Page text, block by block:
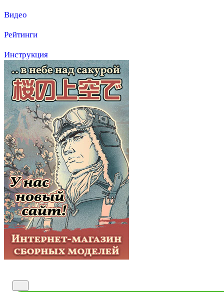
Видео
Рейтинги
Инструкция